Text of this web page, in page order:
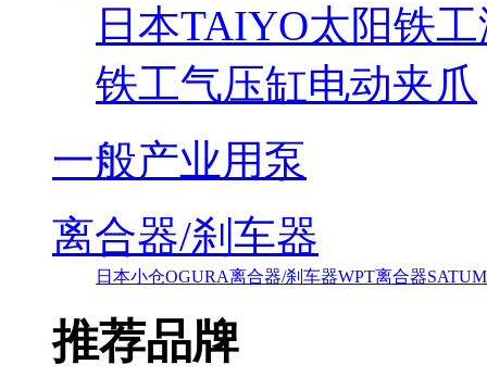
日本TAIYO太阳铁
铁工气压缸电动夹爪
一般产业用泵
离合器/刹车器
日本小仓OGURA离合器/刹车器WPT离合器
推荐品牌